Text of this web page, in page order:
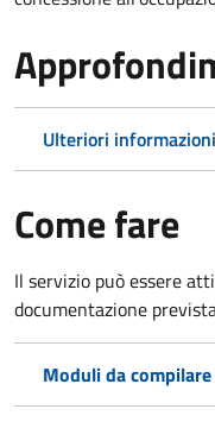
Ulteriori informazioni
Come fare
Il servizio può essere
documentazione
Moduli da